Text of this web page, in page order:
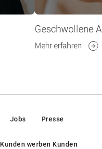
Geschwollene
Mehr erfahren
Jobs Presse
Kunden werben Kunden